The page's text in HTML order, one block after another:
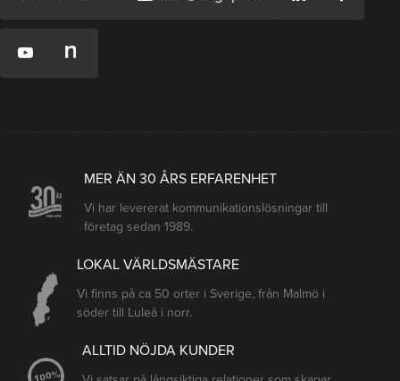
MER ÄN 30 ÅRS ERFARENHET
Vi har levererat kommunikationslösningar till
företag sedan 1989.
LOKAL VÄRLDSMÄSTARE
Vi finns på ca 50 orter i Sverige, från Malmö i
söder till Luleå i norr.
ALLTID NÖJDA KUNDER